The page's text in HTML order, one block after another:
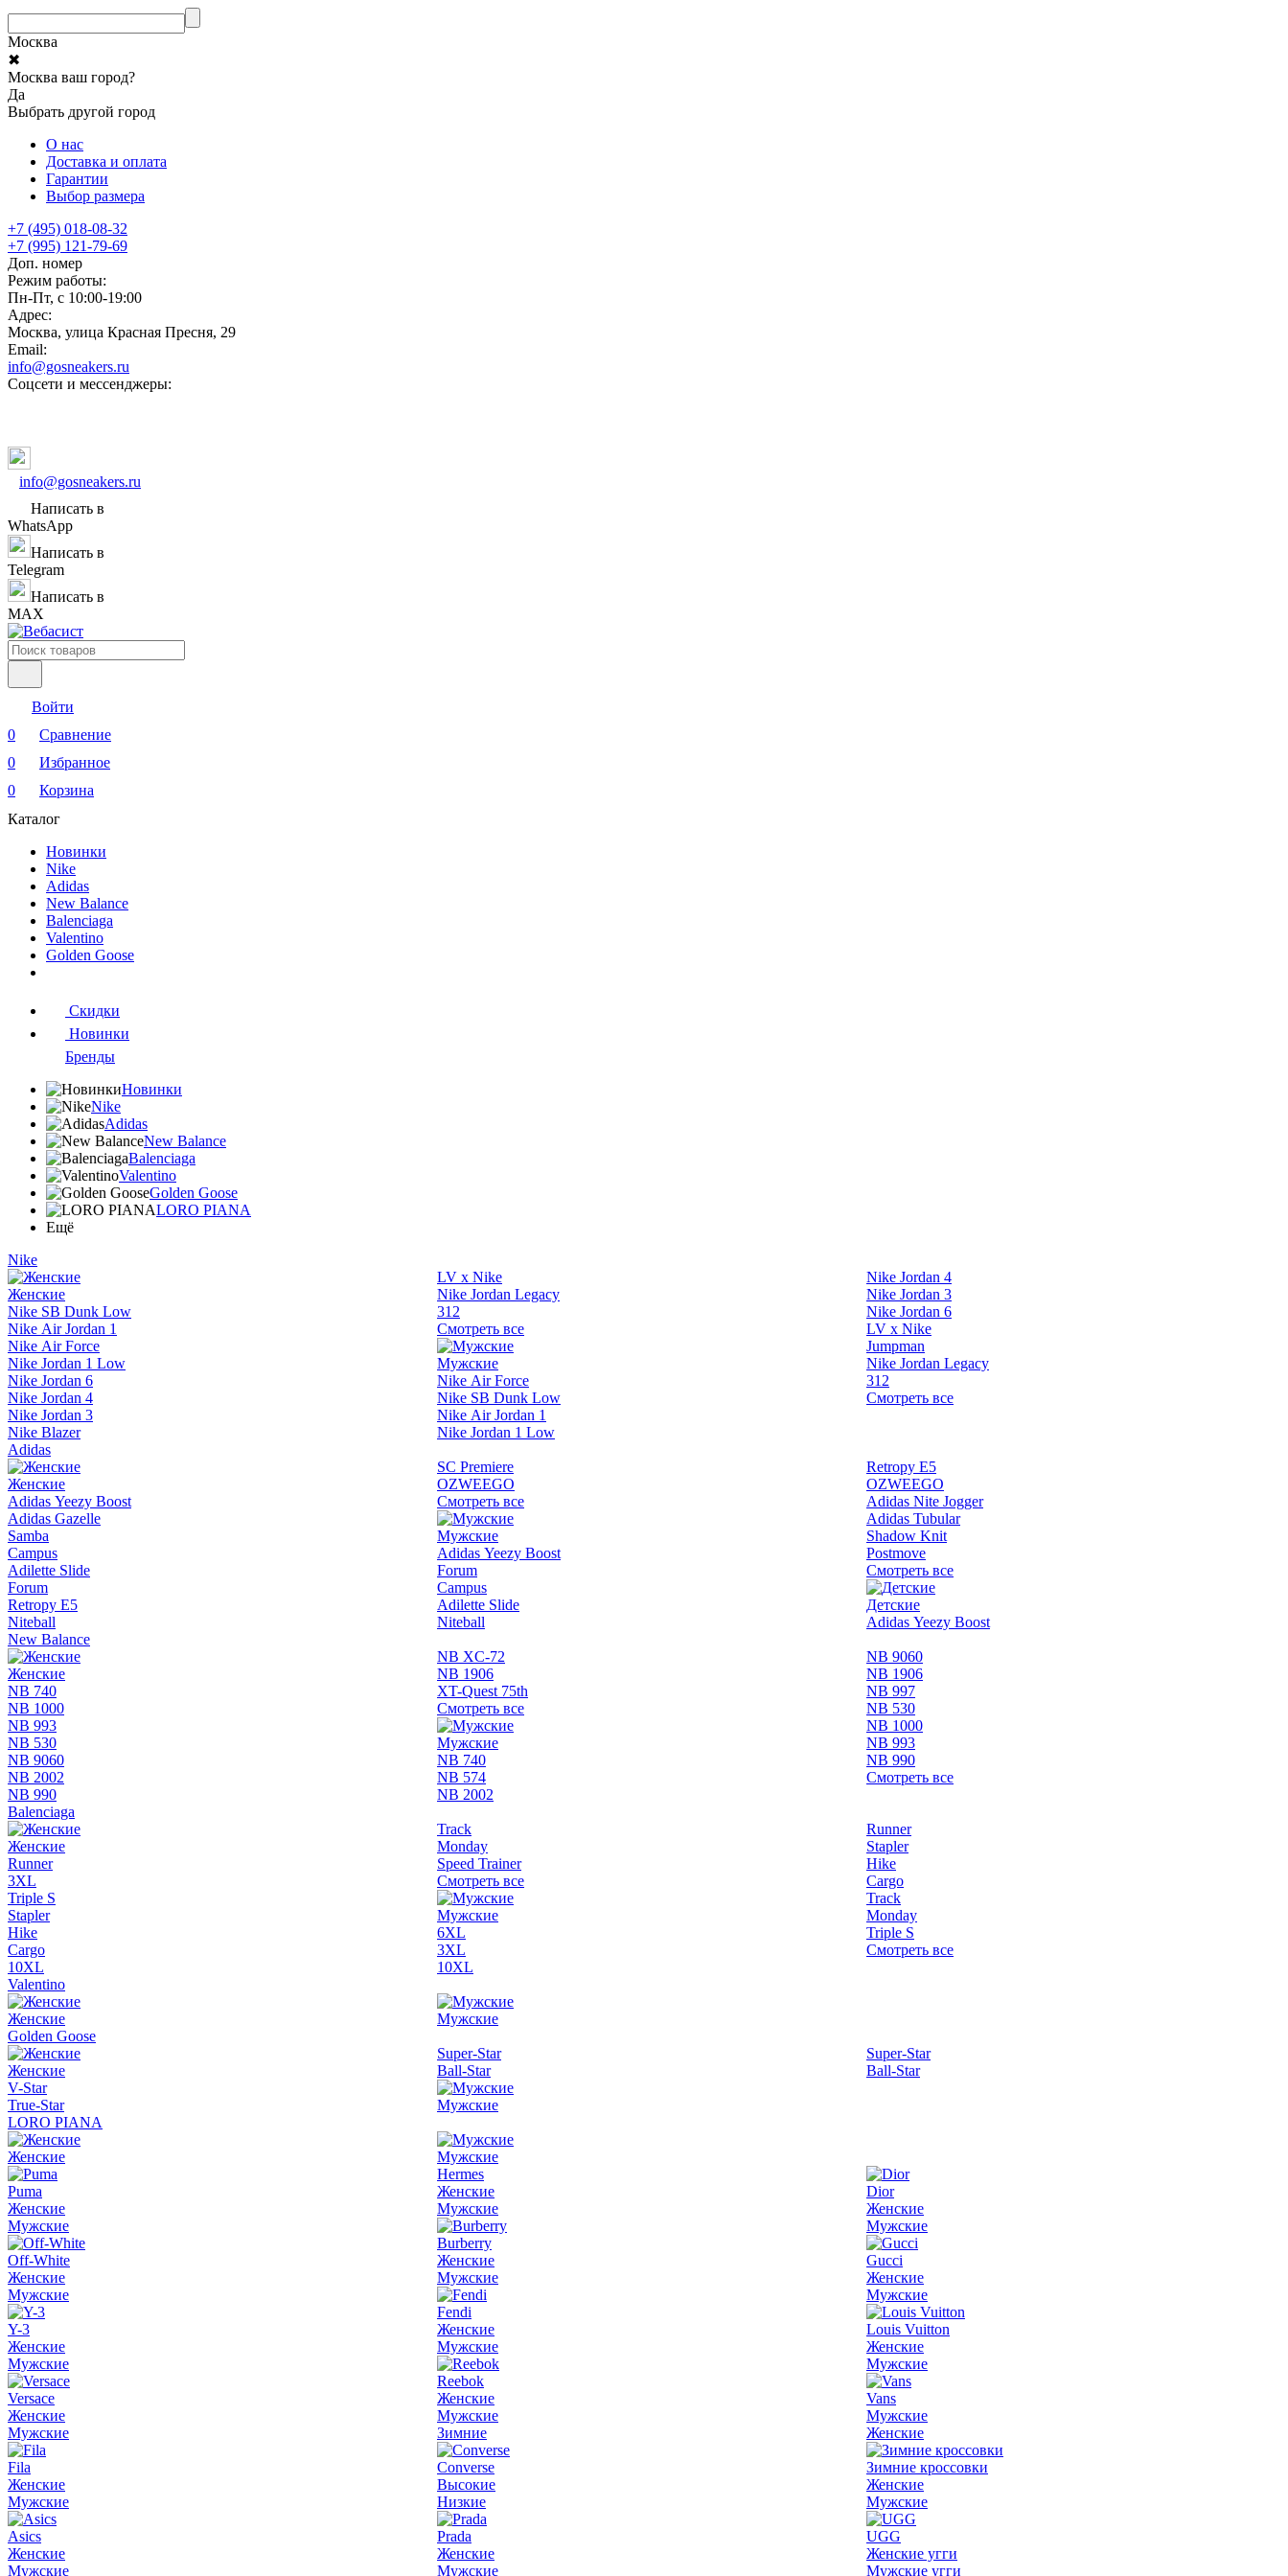
Москва
✖
Москва ваш город?
Да
Выбрать другой город
О нас
Доставка и оплата
Гарантии
Выбор размера
+7 (495) 018-08-32
+7 (995) 121-79-69
Доп. номер
Режим работы:
Пн-Пт, с 10:00-19:00
Адрес:
Москва, улица Красная Пресня, 29
Email:
info@gosneakers.ru
Соцсети и мессенджеры:
info@gosneakers.ru
Написать в
WhatsApp
Написать в
Telegram
Написать в
MAX
Войти
0
Сравнение
0
Избранное
0
Корзина
Каталог
Новинки
Nike
Adidas
New Balance
Balenciaga
Valentino
Golden Goose
Скидки
Новинки
Бренды
Новинки
Nike
Adidas
New Balance
Balenciaga
Valentino
Golden Goose
LORO PIANA
Ещё
Nike
Женские
Nike SB Dunk Low
Nike Air Jordan 1
Nike Air Force
Nike Jordan 1 Low
Nike Jordan 6
Nike Jordan 4
Nike Jordan 3
Nike Blazer
LV x Nike
Nike Jordan Legacy
312
Смотреть все
Мужские
Nike Air Force
Nike SB Dunk Low
Nike Air Jordan 1
Nike Jordan 1 Low
Nike Jordan 4
Nike Jordan 3
Nike Jordan 6
LV x Nike
Jumpman
Nike Jordan Legacy
312
Смотреть все
Adidas
Женские
Adidas Yeezy Boost
Adidas Gazelle
Samba
Campus
Adilette Slide
Forum
Retropy E5
Niteball
SC Premiere
OZWEEGO
Смотреть все
Мужские
Adidas Yeezy Boost
Forum
Campus
Adilette Slide
Niteball
Retropy E5
OZWEEGO
Adidas Nite Jogger
Adidas Tubular
Shadow Knit
Postmove
Смотреть все
Детские
Adidas Yeezy Boost
New Balance
Женские
NB 740
NB 1000
NB 993
NB 530
NB 9060
NB 2002
NB 990
NB XC-72
NB 1906
XT-Quest 75th
Смотреть все
Мужские
NB 740
NB 574
NB 2002
NB 9060
NB 1906
NB 997
NB 530
NB 1000
NB 993
NB 990
Смотреть все
Balenciaga
Женские
Runner
3XL
Triple S
Stapler
Hike
Cargo
10XL
Track
Monday
Speed Trainer
Смотреть все
Мужские
6XL
3XL
10XL
Runner
Stapler
Hike
Cargo
Track
Monday
Triple S
Смотреть все
Valentino
Женские
Мужские
Golden Goose
Женские
V-Star
True-Star
Super-Star
Ball-Star
Мужские
Super-Star
Ball-Star
LORO PIANA
Женские Мужские
Puma
Женские
Мужские
Off-White
Женские
Мужские
Y-3
Женские
Мужские
Versace
Женские
Мужские
Fila
Женские
Мужские
Asics
Женские
Мужские
Hermes
Женские
Мужские
Burberry
Женские
Мужские
Fendi
Женские
Мужские
Reebok
Женские
Мужские
Зимние
Converse
Высокие
Низкие
Prada
Женские
Мужские
Dior
Женские
Мужские
Gucci
Женские
Мужские
Louis Vuitton
Женские
Мужские
Vans
Мужские
Женские
Зимние кроссовки
Женские
Мужские
UGG
Женские угги
Мужские угги